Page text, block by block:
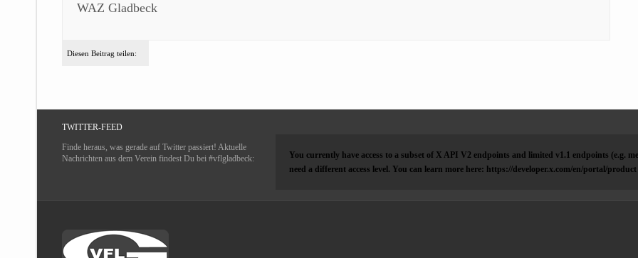
WAZ Gladbeck
Diesen Beitrag teilen:
TWITTER-FEED
Finde heraus, was gerade auf Twitter passiert! Aktuelle
Nachrichten aus dem Verein findest Du bei #vflgladbeck:
You currently have access to a subset of X API V2 endpoints and limited v1.1 endpoints (e.g.
need a different access level. You can learn more here: https://developer.x.com/en/portal/product